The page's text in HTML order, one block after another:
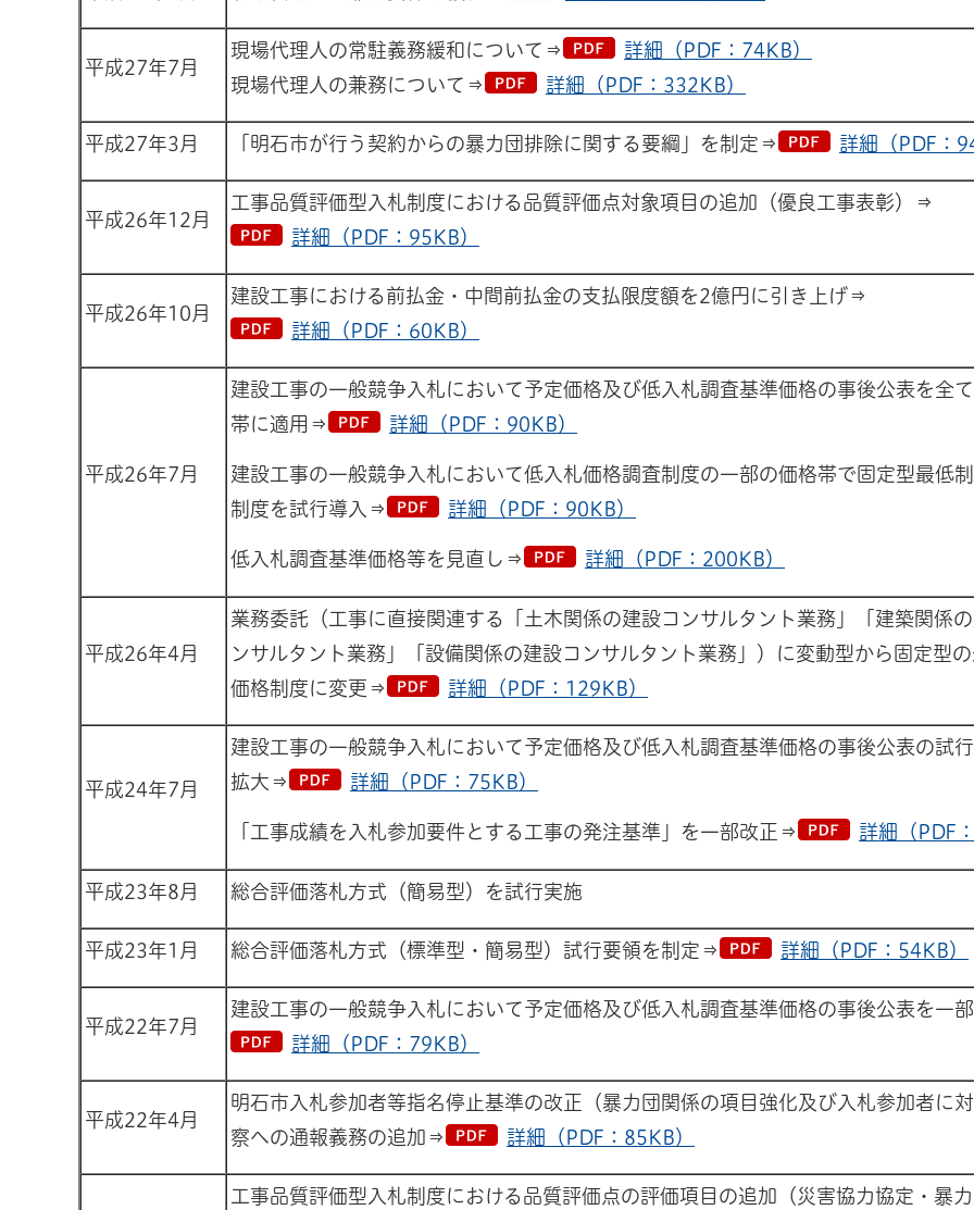
平成27年7月
現場代理人の常駐義務緩和について⇒
詳細（PDF：74KB）
現場代理人の兼務について⇒
詳細（PDF：332KB）
平成27年3月 「明石市が行う契約からの暴力団排除に関する要綱」を制定⇒ 詳細（PDF：
平成26年12月
工事品質評価型入札制度における品質評価点対象項目の追加（優良工事表彰）⇒
詳細（PDF：95KB）
平成26年10月
建設工事における前払金・中間前払金の支払限度額を2億円に引き上げ⇒
詳細（PDF：60KB）
平成26年7月
建設工事の一般競争入札において予定価格及び低入札調査基準価格の事後公表を全
帯に適用⇒
詳細（PDF：90KB）
建設工事の一般競争入札において低入札価格調査制度の一部の価格帯で固定型最低
制度を試行導入⇒
詳細（PDF：90KB）
低入札調査基準価格等を見直し⇒ 詳細（PDF：200KB）
平成26年4月
業務委託（工事に直接関連する「土木関係の建設コンサルタント業務」「建築関係
ンサルタント業務」「設備関係の建設コンサルタント業務」）に変動型から固定型
価格制度に変更⇒
詳細（PDF：129KB）
平成24年7月
建設工事の一般競争入札において予定価格及び低入札調査基準価格の事後公表の試
拡大⇒
詳細（PDF：75KB）
「工事成績を入札参加要件とする工事の発注基準」を一部改正⇒ 詳細（PDF
平成23年8月 総合評価落札方式（簡易型）を試行実施
平成23年1月 総合評価落札方式（標準型・簡易型）試行要領を制定⇒ 詳細（PDF：54KB）
平成22年7月
建設工事の一般競争入札において予定価格及び低入札調査基準価格の事後公表を一
詳細（PDF：79KB）
平成22年4月
明石市入札参加者等指名停止基準の改正（暴力団関係の項目強化及び入札参加者に
察への通報義務の追加⇒
詳細（PDF：85KB）
工事品質評価型入札制度における品質評価点の評価項目の追加（災害協力協定・暴